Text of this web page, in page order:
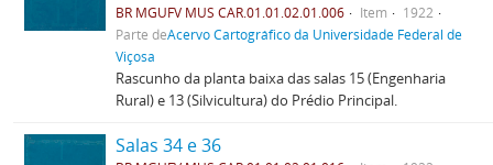
BR MGUFV MUS CAR.01.01.02.01.006 Item
1922
Parte deAcervo Cartográfico da Universidade Federal de
Viçosa
Rascunho da planta baixa das salas 15 (Engenharia
Rural) e 13 (Silvicultura) do Prédio Principal.
Salas 34 e 36